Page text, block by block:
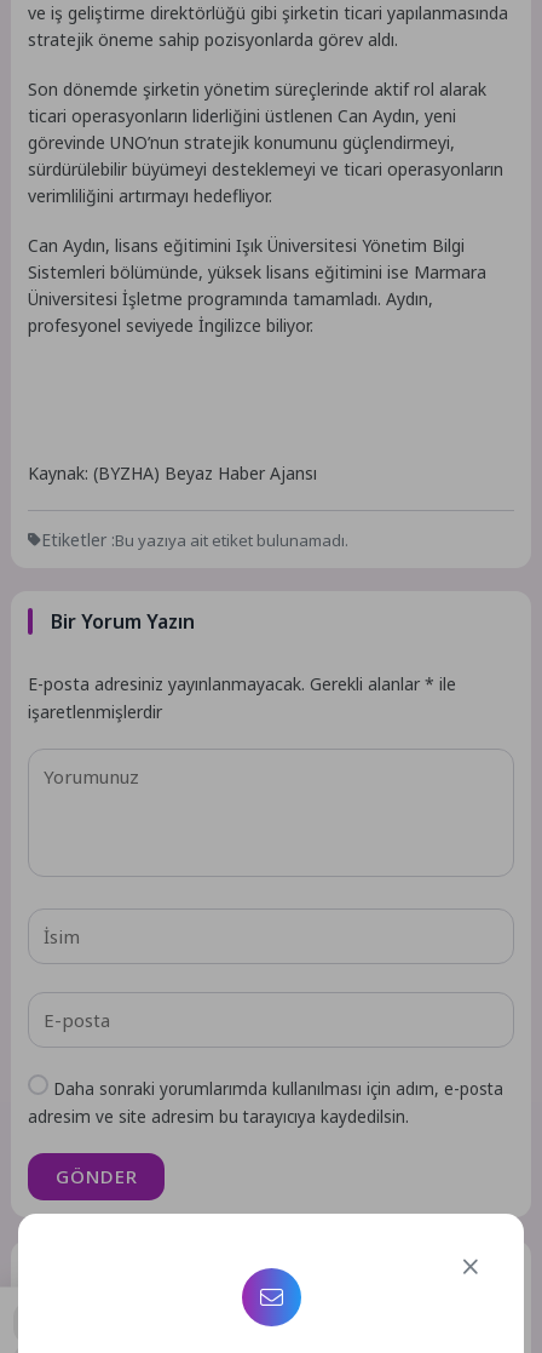
ve iş geliştirme direktörlüğü gibi şirketin ticari yapılanmasında
stratejik öneme sahip pozisyonlarda görev aldı.
Son dönemde şirketin yönetim süreçlerinde aktif rol alarak
ticari operasyonların liderliğini üstlenen Can Aydın, yeni
görevinde UNO’nun stratejik konumunu güçlendirmeyi,
sürdürülebilir büyümeyi desteklemeyi ve ticari operasyonların
verimliliğini artırmayı hedefliyor.
Can Aydın, lisans eğitimini Işık Üniversitesi Yönetim Bilgi
Sistemleri bölümünde, yüksek lisans eğitimini ise Marmara
Üniversitesi İşletme programında tamamladı. Aydın,
profesyonel seviyede İngilizce biliyor.
Kaynak: (BYZHA) Beyaz Haber Ajansı
Etiketler :Bu yazıya ait etiket bulunamadı.
Bir Yorum Yazın
E-posta adresiniz yayınlanmayacak. Gerekli alanlar* ile
işaretlenmişlerdir
Daha sonraki yorumlarımda kullanılması için adım, e-posta
adresim ve site adresim bu tarayıcıya kaydedilsin.
GÖNDER